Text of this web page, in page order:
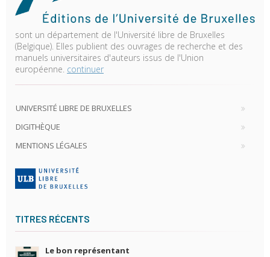
sont un département de l'Université libre de Bruxelles
(Belgique). Elles publient des ouvrages de recherche et des
manuels universitaires d'auteurs issus de l'Union
européenne. continuer
UNIVERSITÉ LIBRE DE BRUXELLES
DIGITHÈQUE
MENTIONS LÉGALES
TITRES RÉCENTS
Le bon représentant